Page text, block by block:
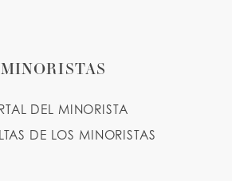
MINORISTAS
DEL MINORISTA
DE LOS MINORISTAS